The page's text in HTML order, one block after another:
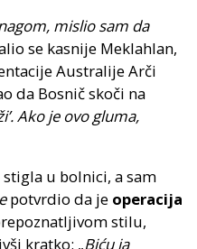
mislio sam da
se kasnije Meklahlan,
Australije Arči
da Bosnič skoči na
Ako je ovo gluma,
u bolnici, a sam
potvrdio da je operacija
stilu,
kratko: „Biću ja